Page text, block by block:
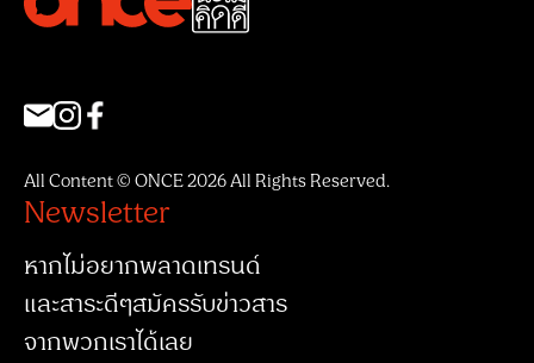
All Content © ONCE 2026 All Rights Reserved.
Newsletter
หากไม่อยากพลาดเทรนด์
และสาระดีๆสมัครรับข่าวสาร
จากพวกเราได้เลย